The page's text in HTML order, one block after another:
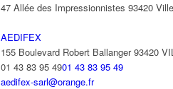
47 Allée des Impressionnistes 93420
AEDIFEX
155 Boulevard Robert Ballanger 93420
01 43 83 95 4901 43 83 95 49
aedifex-sarl@orange.fr